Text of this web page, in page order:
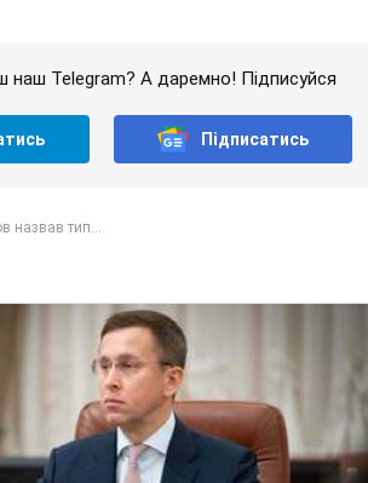
наш Telegram? А даремно! Підписуйся
Підписатись
назвав тип...